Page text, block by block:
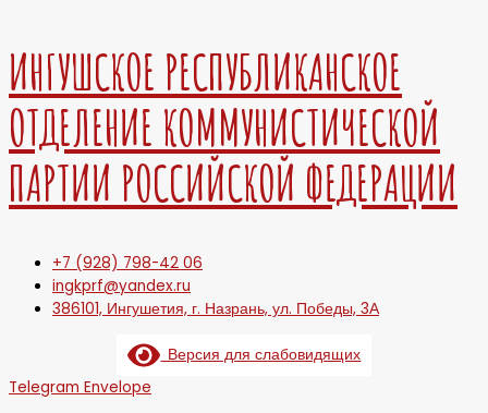
ИНГУШСКОЕ РЕСПУБЛИКАНСКОЕ
ОТДЕЛЕНИЕ КОММУНИСТИЧЕСКОЙ
ПАРТИИ РОССИЙСКОЙ ФЕДЕРАЦИИ
+7 (928) 798-42 06
ingkprf@yandex.ru
386101, Ингушетия, г. Назрань, ул. Победы, 3А
Версия для слабовидящих
Telegram Envelope